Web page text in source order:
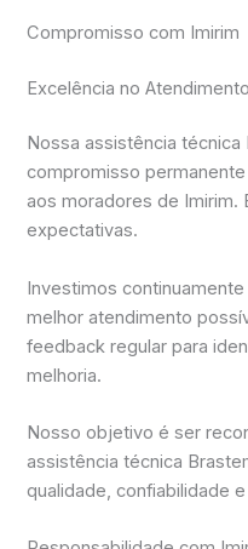
Compromisso com Imirim
Excelência no Atendimento
Nossa assistência
compromisso
aos moradores de Imirim.
expectativas.
Investimos
melhor atendimento
feedback regular para
melhoria.
Nosso objetivo é ser
assistência técnica
qualidade, confiabilidade